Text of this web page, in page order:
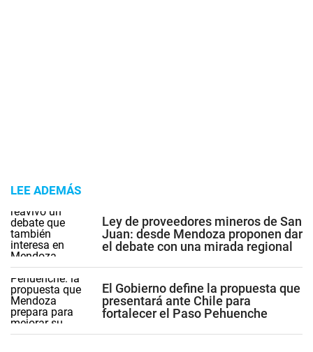
LEE ADEMÁS
Ley de proveedores mineros de San
Juan: desde Mendoza proponen dar
el debate con una mirada regional
El Gobierno define la propuesta que
presentará ante Chile para
fortalecer el Paso Pehuenche